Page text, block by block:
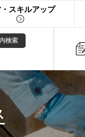
スキルアップ